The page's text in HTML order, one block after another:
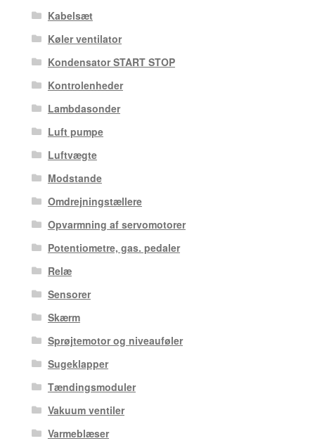
Kabelsæt
Køler ventilator
Kondensator START STOP
Kontrolenheder
Lambdasonder
Luft pumpe
Luftvægte
Modstande
Omdrejningstællere
Opvarmning af servomotorer
Potentiometre, gas. pedaler
Relæ
Sensorer
Skærm
Sprøjtemotor og niveauføler
Sugeklapper
Tændingsmoduler
Vakuum ventiler
Varmeblæser